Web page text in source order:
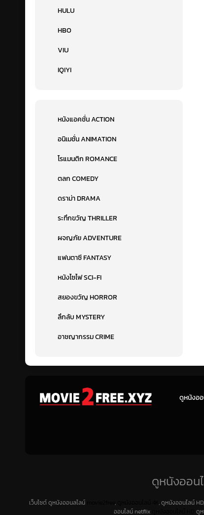
HULU
HBO
VIU
IQIYI
หนังแอคชั่น ACTION
อนิเมชั่น ANIMATION
โรแมนติก ROMANCE
ตลก COMEDY
ดราม่า DRAMA
ระทึกขวัญ THRILLER
ผจญภัย ADVENTURE
แฟนตาซี FANTASY
หนังไซไฟ SCI-FI
สยองขวัญ HORROR
ลึกลับ MYSTERY
อาชญากรรม CRIME
ดูหนังอ
ดูหนังออน
เว็บไซต์ ดูหนังออนลไลน์ ,
, ดูหนังออนไลน์
ออนไลน์ netflix
ดูห